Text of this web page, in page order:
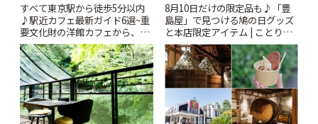
すべて東京駅から徒歩5分以内
♪駅近カフェ最新ガイド6選~重
要文化財の洋館カフェから、改
札すぐのレトロ喫茶まで~ | こと
りっぷ
8月10日だけの限定品も♪「豊
島屋」で見つける鳩の日グッズ
と本店限定アイテム | ことりっ
ぷ